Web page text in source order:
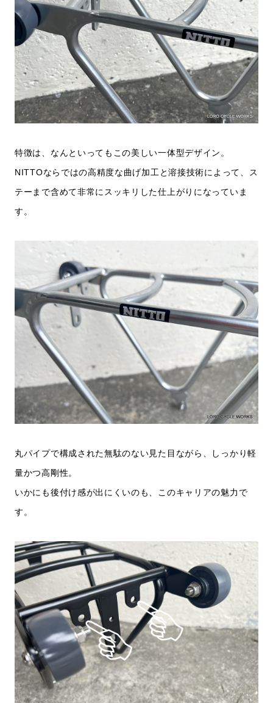
特徴は、なんといってもこの美しい一体型デザイン。
NITTOならではの高精度な曲げ加工と溶接技術によって、ス
テーまで含めて非常にスッキリした仕上がりになっていま
す。
丸パイプで構成された無駄のない見た目ながら、しっかり軽
量かつ高剛性。
いかにも後付け感が出にくいのも、このキャリアの魅力で
す。